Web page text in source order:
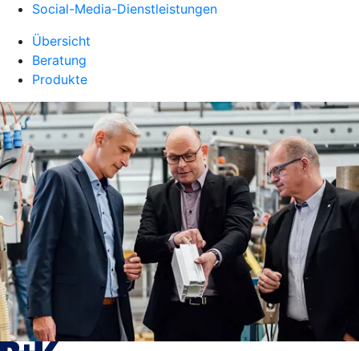
Social-Media-Dienstleistungen
Übersicht
Beratung
Produkte